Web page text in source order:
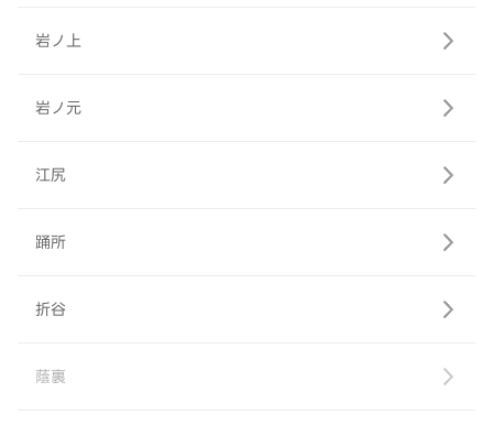
岩ノ上
岩ノ元
江尻
踊所
折谷
蔭裏